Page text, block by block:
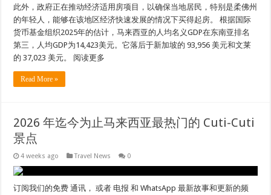
此外，政府正在推动经济适用房项目，以确保当地居民，特别是柔佛州
的年轻人，能够在该地区经济快速发展的情况下买得起房。 根据国际
货币基金组织2025年的估计，马来西亚的人均名义GDP在东南亚排名
第三，人均GDP为14,423美元。它落后于新加坡的 93,956 美元和文莱
的 37,023 美元。 阅读更多
Read More »
2026 年迄今为止马来西亚最热门的 Cuti-Cuti
景点
4 weeks ago Travel News 0
订阅我们的免费 通讯， 或者 电报 和 WhatsApp 最新故事和更新的频